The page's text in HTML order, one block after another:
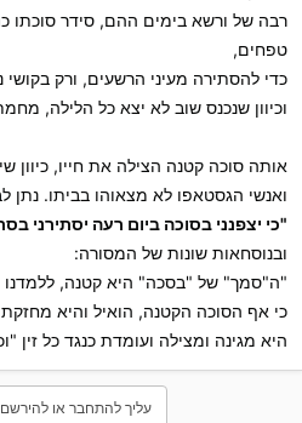
רבה של ורשא בימים ההם, סידר סוכתו
טפחים,
כדי להסתירה מעיני הרשעים, ורק
וכיוון שנכנס שוב לא יצא כל הלילה,
אותה סוכה קטנה הצילה את חייו, כיוון
ואנשי הגסטאפו לא מצאוהו בביתו. נתן
"כי יצפנני בסוכה ביום רעה יסתירני
ובנוסחאות שונות של המסורה:
"ה"סמך" של "בסכה" היא קטנה, ללמדנו 
כי אף הסוכה הקטנה, הואיל והיא מחזקת
היא מגינה ומצילה ועומדת כנגד כל זין
עליך להתחבר או להירשם